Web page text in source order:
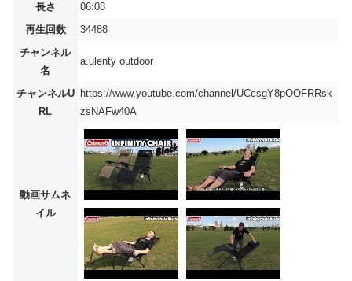
長さ
06:08
再生回数
34488
チャンネル
名
a.ulenty outdoor
チャンネルU
RL
https://www.youtube.com/channel/UCcsgY8pOOFRRsk
zsNAFw40A
動画サムネ
イル